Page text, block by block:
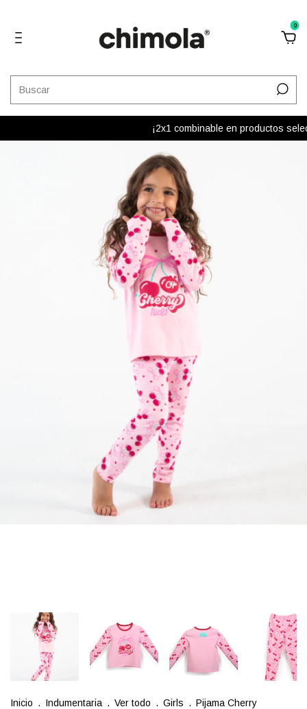
0
¡2x1 combinable en productos
Inicio . Indumentaria . Ver todo . Girls . Pijama Cherry